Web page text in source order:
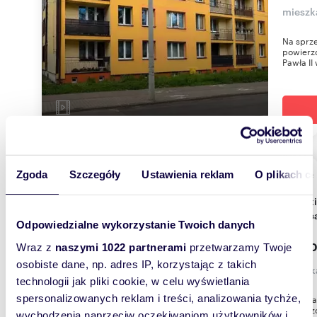
Zgoda Szczegóły Ustawienia reklam O plikach
Odpowiedzialne wykorzystanie Twoich danych
Wraz z naszymi 1022 partnerami przetwarzamy Twoje
osobiste dane, np. adres IP, korzystając z takich
technologii jak pliki cookie, w celu wyświetlania
spersonalizowanych reklam i treści, analizowania tychże,
Na
Pawła
51 2
2
Do